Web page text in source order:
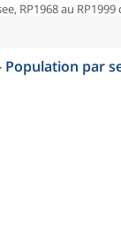
RP1968 au
Population par